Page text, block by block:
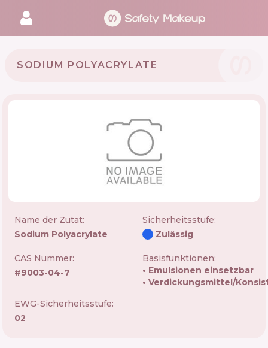
SODIUM POLYACRYLATE
Name der Zutat:
Sodium Polyacrylate
Sicherheitsstufe:
Zulässig
CAS Nummer:
#9003-04-7
Basisfunktionen:
Emulsionen einsetzbar
Verdickungsmittel/
EWG-Sicherheitsstufe:
02